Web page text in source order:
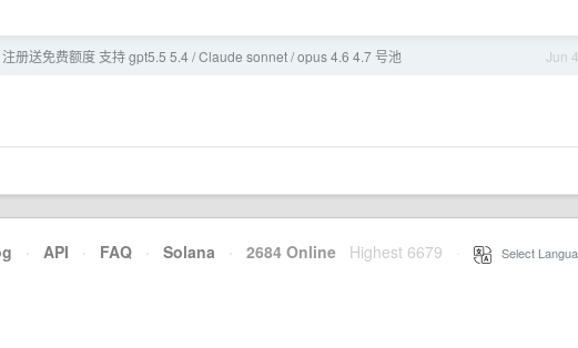
Jun 4
注册送免费额度 支持 gpt5.5 5.4 / Claude sonnet / opus 4.6 4.7 号池
· API · FAQ · Solana · 2684 Online Highest 6679 Select